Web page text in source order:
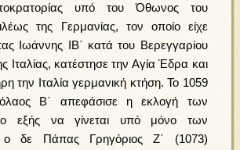
υπό του Όθωνος του
της Γερμανίας, τον οποίο είχε
Ιωάννης ΙΒ΄ κατά του Βερεγγαρίου
Ιταλίας, κατέστησε την Αγία Έδρα και
την Ιταλία γερμανική κτήση. Το 1059
Β΄ απεφάσισε η εκλογή των
εξής να γίνεται υπό μόνο των
ο δε Πάπας Γρηγόριος Ζ΄ (1073)